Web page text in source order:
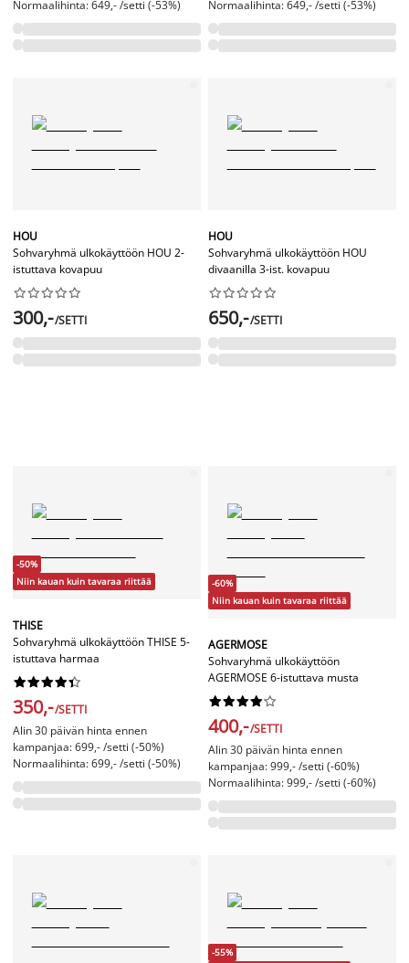
Normaalihinta: 649,- /setti (-53%)
Normaalihinta: 649,- /setti (-53%)
HOU
Sohvaryhmä ulkokäyttöön HOU 2-
istuttava kovapuu






300,-/SETTI
HOU
Sohvaryhmä ulkokäyttöön HOU
divaanilla 3-ist. kovapuu






650,-/SETTI
-50%
Niin kauan kuin tavaraa riittää
THISE
Sohvaryhmä ulkokäyttöön THISE 5-
istuttava harmaa






350,-/SETTI
Alin 30 päivän hinta ennen
kampanjaa: 699,- /setti (-50%)
Normaalihinta: 699,- /setti (-50%)
-60%
Niin kauan kuin tavaraa riittää
AGERMOSE
Sohvaryhmä ulkokäyttöön
AGERMOSE 6-istuttava musta






400,-/SETTI
Alin 30 päivän hinta ennen
kampanjaa: 999,- /setti (-60%)
Normaalihinta: 999,- /setti (-60%)
-55%